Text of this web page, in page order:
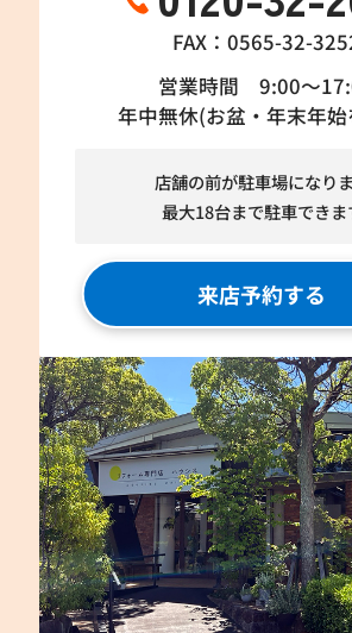
FAX：0565-32-
営業時間 9:00～
年中無休(お盆・年末年
店舗の前が駐車場になりま
最大18台まで駐車できま
来店予約する